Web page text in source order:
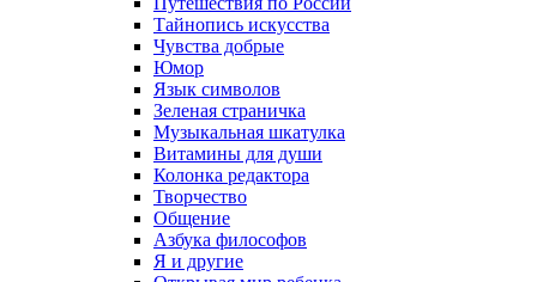
Тайнопись искусства
Чувства добрые
Юмор
Язык символов
Зеленая страничка
Музыкальная шкатулка
Витамины для души
Колонка редактора
Творчество
Общение
Азбука философов
Я и другие